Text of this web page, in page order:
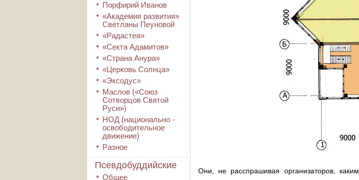
Порфирий Иванов
«Академия развития»
Светланы Пеуновой
«Радастея»
«Секта Адамитов»
«Страна Анура»
«Церковь Солнца»
«Эксодус»
Маслов («Союз
Сотворцов Святой
Руси»)
НОД (национально -
освободительное
движение)
Разное
Псевдобуддийские
Общее
Они, не расспрашивая организаторов,